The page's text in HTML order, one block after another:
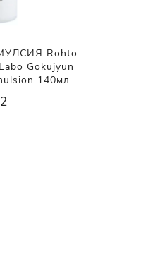
Rohto
Gokujyun
140мл